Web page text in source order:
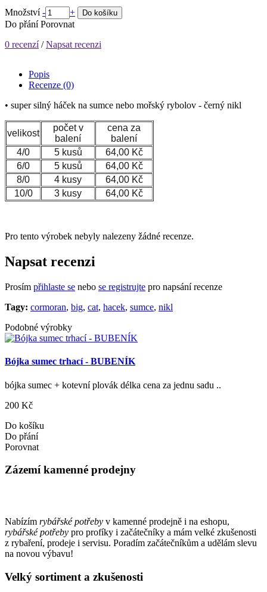
Množství - + Do košíku
Do přání Porovnat
0 recenzí/Napsat recenzi
Popis
Recenze (0)
• super silný háček na sumce nebo mořský rybolov - černý nikl
velikost
počet v
balení
cena za
balení
4/0
5 kusů
64,00 Kč
6/0
5 kusů
64,00 Kč
8/0
4 kusy
64,00 Kč
10/0
3 kusy 64,00 Kč
Pro tento výrobek nebyly nalezeny žádné recenze.
Napsat recenzi
Prosím přihlaste se nebo se registrujte pro napsání recenze
Tagy: cormoran, big, cat, hacek, sumce, nikl
Podobné výrobky
Bójka sumec trhací - BUBENÍK
bójka sumec + kotevní plovák délka cena za jednu sadu ..
200 Kč
Do košíku
Do přání
Porovnat
Zázemí kamenné prodejny
Nabízím rybářské potřeby v kamenné prodejně i na eshopu,
rybářské potřeby pro profíky i začátečníky a mám velké zkušenosti
z rybaření, prodeje i servisu. Poradím začátečníkům a udělám slevu
na novou výbavu!
Velký sortiment a zkušenosti